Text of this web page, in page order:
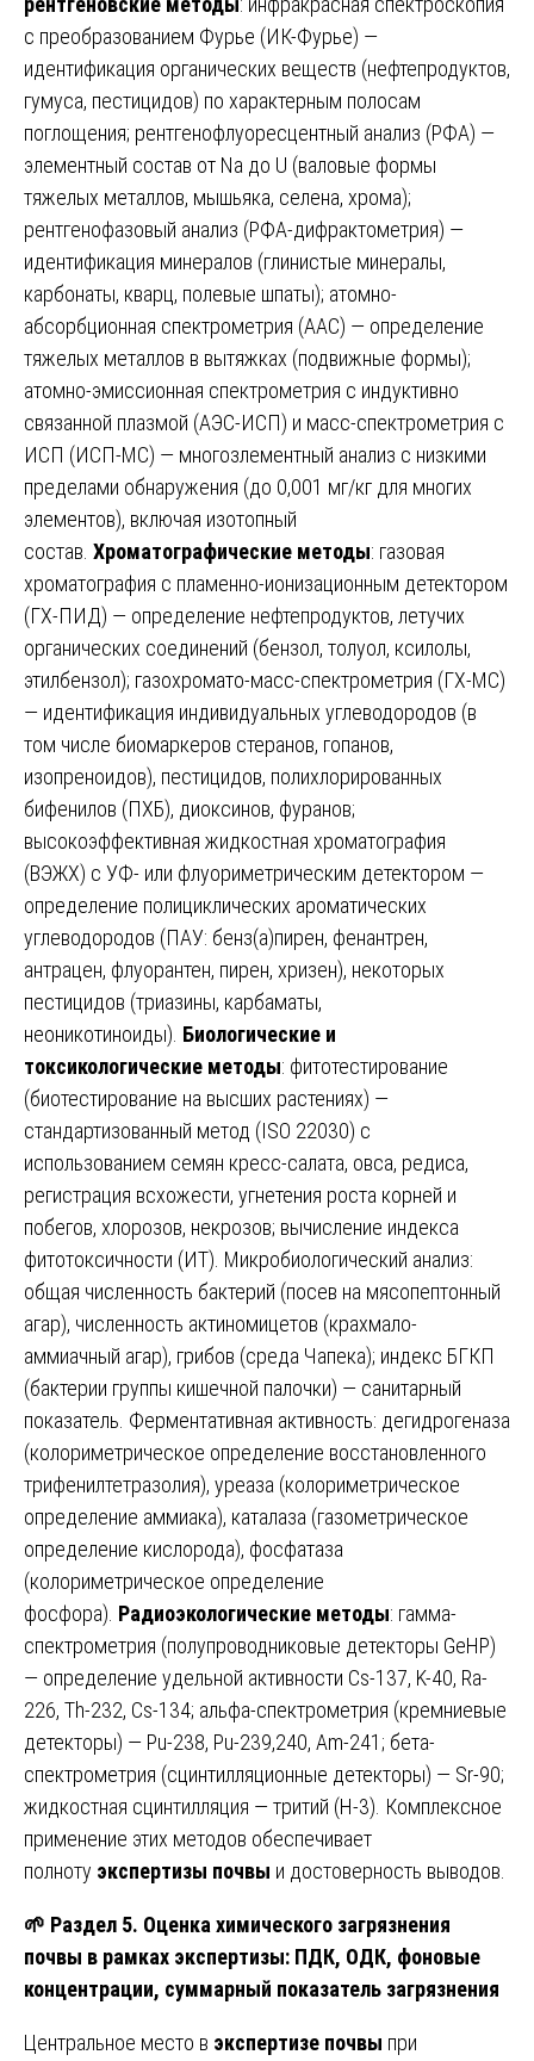
с преобразованием Фурье (ИК-Фурье) —
идентификация органических веществ (нефтепродуктов,
гумуса, пестицидов) по характерным полосам
поглощения; рентгенофлуоресцентный анализ (РФА) —
элементный состав от Na до U (валовые формы
тяжелых металлов, мышьяка, селена, хрома);
рентгенофазовый анализ (РФА-дифрактометрия) —
идентификация минералов (глинистые минералы,
карбонаты, кварц, полевые шпаты); атомно-
абсорбционная спектрометрия (ААС) — определение
тяжелых металлов в вытяжках (подвижные формы);
атомно-эмиссионная спектрометрия с индуктивно
связанной плазмой (АЭС-ИСП) и масс-спектрометрия с
ИСП (ИСП-МС) — многозлементный анализ с низкими
пределами обнаружения (до 0,001 мг/кг для многих
элементов), включая изотопный
состав. Хроматографические методы: газовая
хроматография с пламенно-ионизационным детектором
(ГХ-ПИД) — определение нефтепродуктов, летучих
органических соединений (бензол, толуол, ксилолы,
этилбензол); газохромато-масс-спектрометрия (ГХ-МС)
— идентификация индивидуальных углеводородов (в
том числе биомаркеров стеранов, гопанов,
изопреноидов), пестицидов, полихлорированных
бифенилов (ПХБ), диоксинов, фуранов;
высокоэффективная жидкостная хроматография
(ВЭЖХ) с УФ- или флуориметрическим детектором —
определение полициклических ароматических
углеводородов (ПАУ: бенз(а)пирен, фенантрен,
антрацен, флуорантен, пирен, хризен), некоторых
пестицидов (триазины, карбаматы,
неоникотиноиды). Биологические и
токсикологические методы: фитотестирование
(биотестирование на высших растениях) —
стандартизованный метод (ISO 22030) с
использованием семян кресс-салата, овса, редиса,
регистрация всхожести, угнетения роста корней и
побегов, хлорозов, некрозов; вычисление индекса
фитотоксичности (ИТ). Микробиологический анализ:
общая численность бактерий (посев на мясопептонный
агар), численность актиномицетов (крахмало-
аммиачный агар), грибов (среда Чапека); индекс БГКП
(бактерии группы кишечной палочки) — санитарный
показатель. Ферментативная активность: дегидрогеназа
(колориметрическое определение восстановленного
трифенилтетразолия), уреаза (колориметрическое
определение аммиака), каталаза (газометрическое
определение кислорода), фосфатаза
(колориметрическое определение
фосфора). Радиоэкологические методы: гамма-
спектрометрия (полупроводниковые детекторы GeHP)
— определение удельной активности Cs-137, K-40, Ra-
226, Th-232, Cs-134; альфа-спектрометрия (кремниевые
детекторы) — Pu-238, Pu-239,240, Am-241; бета-
спектрометрия (сцинтилляционные детекторы) — Sr-90;
жидкостная сцинтилляция — тритий (H-3). Комплексное
применение этих методов обеспечивает
полноту экспертизы почвы и достоверность выводов.
🌱 Раздел 5. Оценка химического загрязнения
почвы в рамках экспертизы: ПДК, ОДК, фоновые
концентрации, суммарный показатель загрязнения
Центральное место в экспертизе почвы при